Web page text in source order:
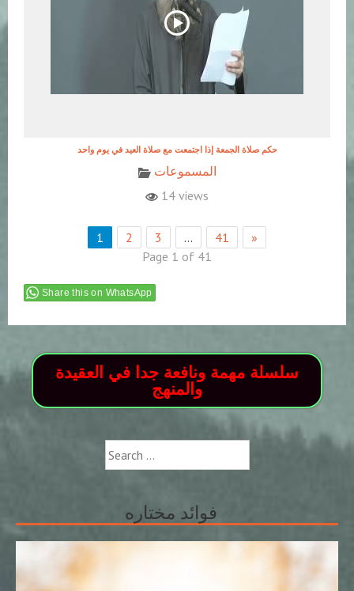
حكم صلاة الجمعة إذا اجتمعت مع صلاة العيد في يوم واحد
المسموعات
14 views
1 2 3 … 41
»
Page 1 of 41
Share this on WhatsApp
سلسلة مهمة ونافعة جدا في العقيدة
والمنهج
Search
for:
فوائد مختاره